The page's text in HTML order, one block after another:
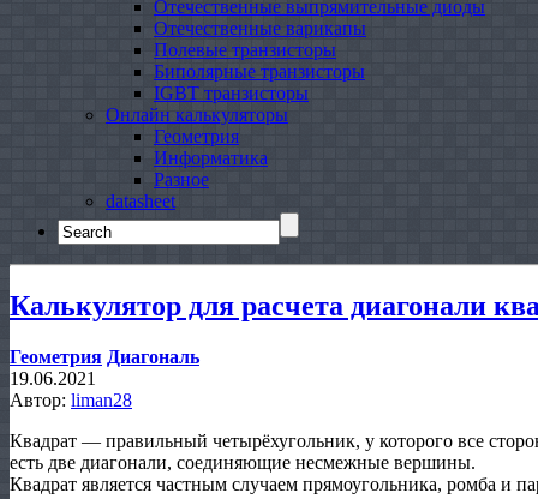
Отечественные выпрямительные диоды
Отечественные варикапы
Полевые транзисторы
Биполярные транзисторы
IGBT транзисторы
Онлайн калькуляторы
Геометрия
Информатика
Разное
datasheet
Search
for:
Калькулятор для расчета диагонали
Геометрия Диагональ
19.06.2021
Автор: liman28
Квадрат — правильный четырёхугольник, у которого все
есть две диагонали, соединяющие несмежные вершины.
Квадрат является частным случаем прямоугольника, ромба и